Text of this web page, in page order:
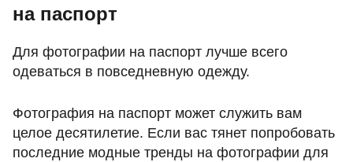
на паспорт
Для фотографии на паспорт лучше всего
одеваться в повседневную одежду.
Фотография на паспорт может служить вам
целое десятилетие. Если вас тянет попробовать
последние модные тренды на фотографии для